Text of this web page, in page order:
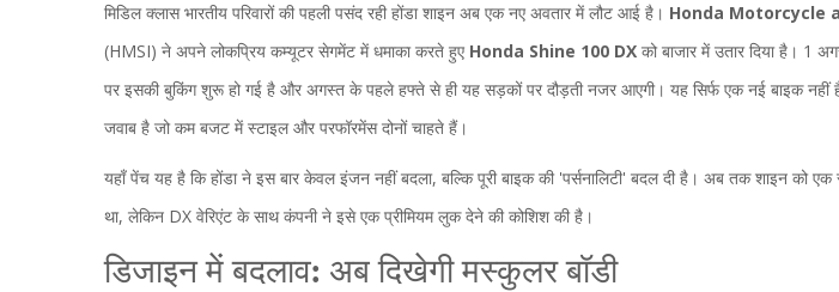
मिडिल क्लास भारतीय परिवारों की पहली पसंद रही होंडा शाइन अब एक नए अवतार में लौट आई है। Honda Motorcycle
(HMSI) ने अपने लोकप्रिय कम्यूटर सेगमेंट में धमाका करते हुए Honda Shine 100 DX को बाजार में उतार दिया है। 1
पर इसकी बुकिंग शुरू हो गई है और अगस्त के पहले हफ्ते से ही यह सड़कों पर दौड़ती नजर आएगी। यह सिर्फ एक नई बाइक
जवाब है जो कम बजट में स्टाइल और परफॉरमेंस दोनों चाहते हैं।
यहाँ पेंच यह है कि होंडा ने इस बार केवल इंजन नहीं बदला, बल्कि पूरी बाइक की 'पर्सनालिटी' बदल दी है। अब तक शाइन को एक
था, लेकिन DX वेरिएंट के साथ कंपनी ने इसे एक प्रीमियम लुक देने की कोशिश की है।
डिजाइन में बदलाव: अब दिखेगी मस्कुलर बॉडी